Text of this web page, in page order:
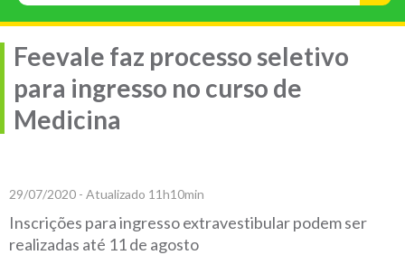
Feevale faz processo seletivo
para ingresso no curso de
Medicina
29/07/2020 - Atualizado 11h10min
Inscrições para ingresso extravestibular podem ser
realizadas até 11 de agosto